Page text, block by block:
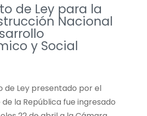
de Ley para la
Nacional
y Social
de Ley presentado por el
la República fue ingresado